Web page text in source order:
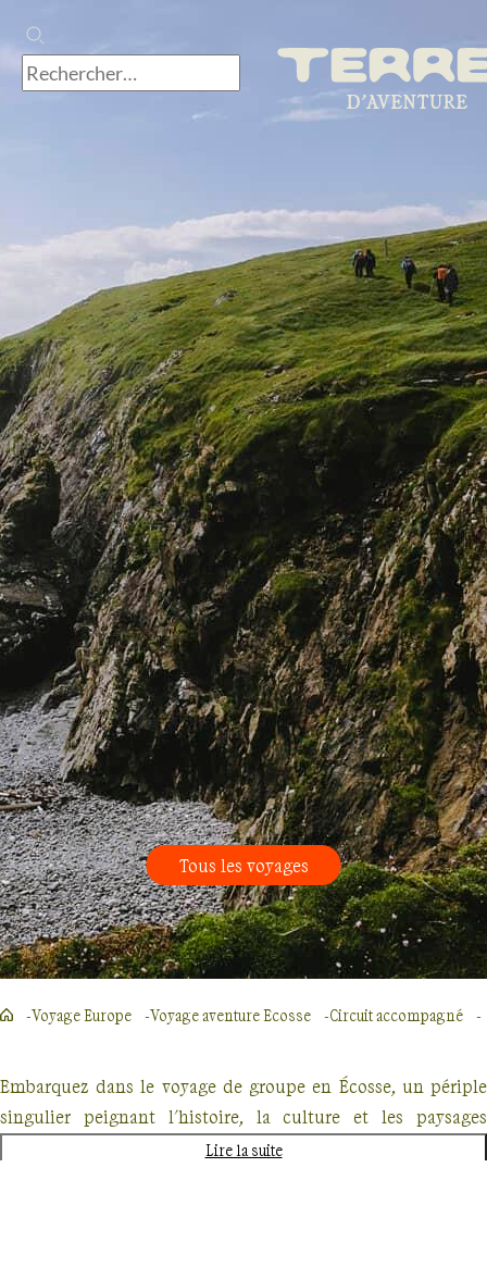
Tous les voyages
Voyage Europe Voyage aventure Ecosse Circuit accompagné
Embarquez dans le voyage de groupe en Écosse, un périple
singulier peignant l'histoire, la culture et les paysages
époustouflants de ce lieu magique. Naviguez entre les
Lire la suite